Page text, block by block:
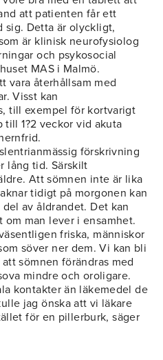
att patienten får ett
sig. Detta är olyckligt,
är klinisk neurofysiolog
och psykosocial
MAS i Malmö.
vara återhållsam med
Visst kan
till exempel för kortvarigt
till 1?2 veckor vid akuta
förskrivning
lång tid. Särskilt
Att sömnen inte är lika
tidigt på morgonen kan
av åldrandet. Det kan
man lever i ensamhet.
friska, människor
söver ner dem. Vi kan bli
sömnen förändras med
mindre och oroligare.
kontakter än läkemedel de
jag önska att vi läkare
för en pillerburk, säger